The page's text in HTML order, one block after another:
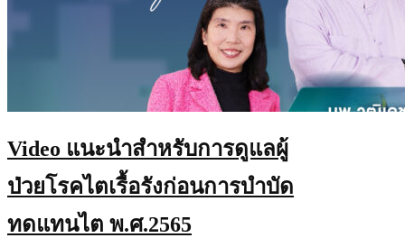
Video แนะนำสำหรับการดูแลผู้
ป่วยโรคไตเรื้อรังก่อนการบำบัด
ทดแทนไต พ.ศ.2565